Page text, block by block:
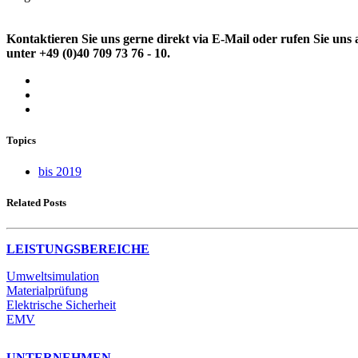
Kontaktieren Sie uns gerne direkt via E-Mail oder rufen Sie uns
unter +49 (0)40 709 73 76 - 10.
Topics
bis 2019
Related Posts
LEISTUNGSBEREICHE
Umweltsimulation
Materialprüfung
Elektrische Sicherheit
EMV